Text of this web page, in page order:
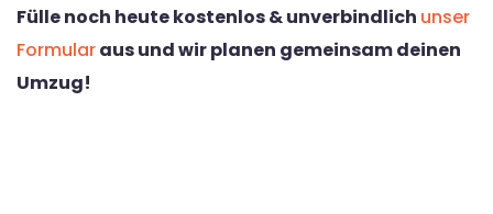
Fülle noch heute kostenlos & unverbindlich unser
Formularaus und wir planen gemeinsam deinen
Umzug!